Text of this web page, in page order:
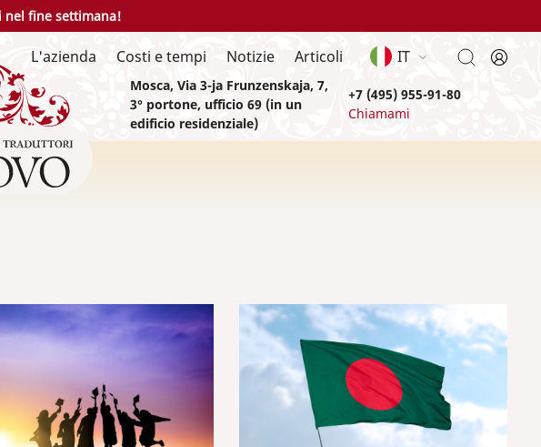
nel fine settimana!
L'azienda Costi e tempi Notizie Articoli IT
Mosca, Via 3-ja Frunzenskaja, 7,
3° portone, ufficio 69 (in un
edificio residenziale)
+7 (495) 955-91-80
Chiamami